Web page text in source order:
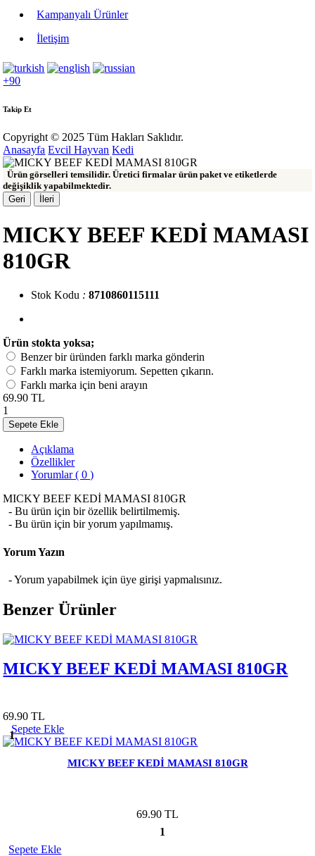
Kampanyalı Ürünler
İletişim
+90
Takip Et
Copyright © 2025 Tüm Hakları Saklıdır.
Anasayfa Evcil Hayvan Kedi
Ürün görselleri temsilidir. Üretici firmalar ürün paket ve etiketlerde
değişiklik yapabilmektedir.
Geri
İleri
MICKY BEEF KEDİ MAMASI
810GR
Stok Kodu : 8710860115111
Ürün stokta yoksa;
Benzer bir üründen farklı marka gönderin
Farklı marka istemiyorum. Sepetten çıkarın.
Farklı marka için beni arayın
69.90 TL
1
Sepete Ekle
Açıklama
Özellikler
Yorumlar ( 0 )
MICKY BEEF KEDİ MAMASI 810GR
- Bu ürün için bir özellik belirtilmemiş.
- Bu ürün için bir yorum yapılmamış.
Yorum Yazın
- Yorum yapabilmek için üye girişi yapmalısınız.
Benzer Ürünler
MICKY BEEF KEDİ MAMASI 810GR
69.90 TL
1
Sepete Ekle
MICKY BEEF KEDİ MAMASI 810GR
69.90 TL
1
Sepete Ekle